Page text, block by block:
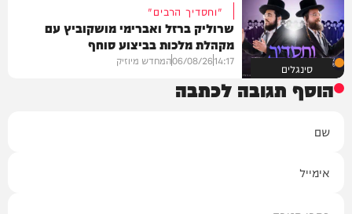
סינגלים
"וחסדיך הרבים"
שרוליק ברזל ואברימי מושקוביץ עם
מקהלת מלכות בביצוע סוחף
14:17
06/08/26המחדש מיוזיק
הוסף תגובה לכתבה